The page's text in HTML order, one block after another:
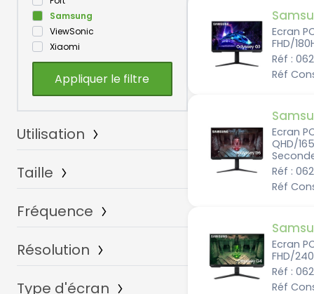
Samsung
ViewSonic
Xiaomi
Utilisation
Bureautique
Multimédia
Art Graphique
Taille
12.3 pouces
15.6 pouces
17 pouces
Fréquence
60Hz
Résolution
1920x1080
Type d'écran
Ecran
FHD/
Réf :
Réf
Ecran
QHD/
Réf :
Réf
Ecran
FHD/
Réf :
Réf